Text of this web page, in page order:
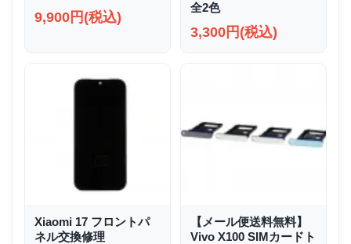
9,900円(税込)
全2色
3,300円(税込)
Xiaomi 17 フロントパ
ネル交換修理
【メール便送料無料】
Vivo X100 SIMカードト